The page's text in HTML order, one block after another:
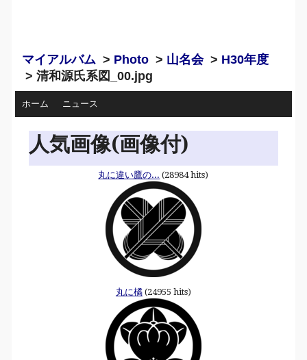
マイアルバム > Photo > 山名会> H30年度
> 清和源氏系図_00.jpg
ホーム ニュース
人気画像(画像付)
丸に違い鷹の... (28984 hits)
丸に橘(24955 hits)